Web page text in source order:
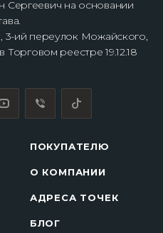
на основании
ий переулок Можайского,
Торговом реестре 19.12.18
ПОКУПАТЕЛЮ
О КОМПАНИИ
АДРЕСА ТОЧЕК
БЛОГ